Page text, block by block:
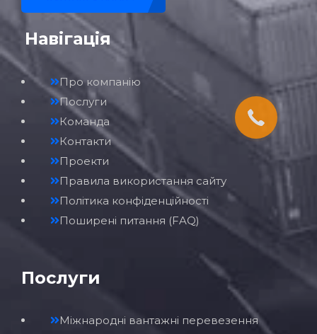
Про компанію
Команда
Контакти
Проекти
Правила використання сайту
Політика конфіденційності
Поширені питання (FAQ)
Послуги
Міжнародні вантажні перевезення
Доставка вантажів в країни Азії
Доставка вантажів з Китаю